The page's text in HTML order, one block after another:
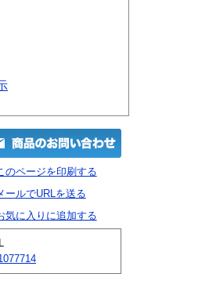
のページを印刷する
ールでURLを送る
気に入りに追加する